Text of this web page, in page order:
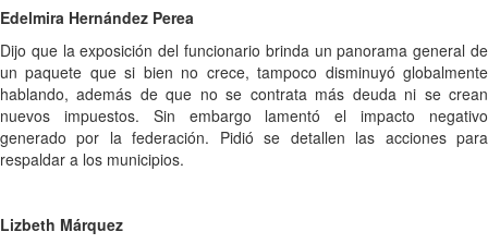
Edelmira Hernández Perea
Dijo que la exposición del funcionario brinda un panorama general de
un paquete que si bien no crece, tampoco disminuyó globalmente
hablando, además de que no se contrata más deuda ni se crean
nuevos impuestos. Sin embargo lamentó el impacto negativo
generado por la federación. Pidió se detallen las acciones para
respaldar a los municipios.
Lizbeth Márquez